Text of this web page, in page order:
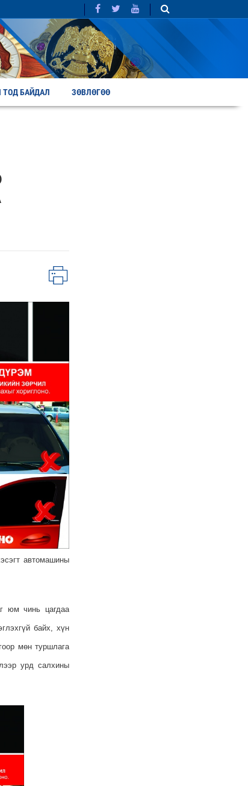
ТОД БАЙДАЛ ЗӨВЛӨГӨӨ
автомашины
юм чинь цагдаа
байх, хүн
мөн туршлага
урд салхины